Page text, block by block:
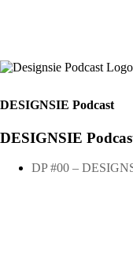
DESIGNSIE Podcast
DESIGNSIE
DP #00 –